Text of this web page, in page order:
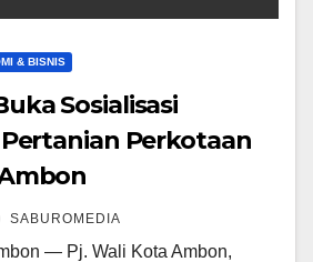
& BISNIS
Sosialisasi
Perkotaan
SABUROMEDIA
— Pj. Wali Kota Ambon,